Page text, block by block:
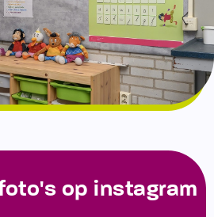
op instagram